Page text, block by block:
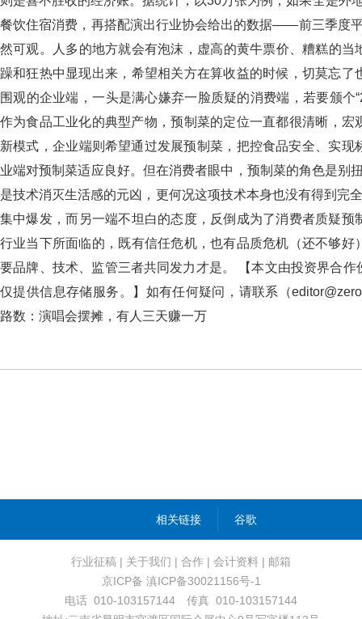
餐饮住宿消费，再搭配演出行业协会给出的数据——前三季
然可观。人多的地方就会有泡沫，虚高的黄牛票价、糟
躁和狂热中显现出来，希望相关方在算收益的时候，切莫忘
围观的企业端，一头是满心嫌弃一脸质疑的消费端，若要颁个
作为食品工业化的典型产物，预制菜的定位一直都很清晰
新模式，企业端则希望通过发展预制菜，把控食品安全、实现
业端对预制菜适应良好。但在消费者眼中，预制菜的角色是
是技术消灭生活感的元凶，更何况这项技术本身也没有得到完
集中爆发，而另一端不坦白的态度，反倒成为了消费者质疑预
行业当下所面临的，既有信任危机，也有品质危机（还不够好
要品牌、技术、监管三者共同发力才是。 【本文由投资界
仅提供信息存储服务。】如有任何疑问，请联系（
路数：演唱会摆摊，有人三天赚一万
相关链接 谷歌
行业征稿 | 关于我们 | 合作 | 会计资料 | 邮箱
京ICP备 滇ICP备30021156号-1
电话 010-103157144 传真 010-103157144